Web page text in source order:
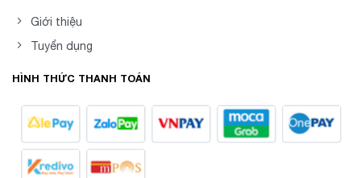
Giới thiệu
Tuyển dụng
HÌNH THỨC THANH TOÁN